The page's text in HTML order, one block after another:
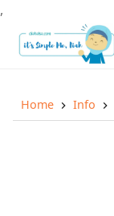
,
Home Info